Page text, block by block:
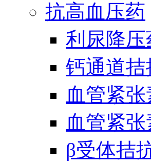
抗高血压药
利尿降压
钙通道拮
血管紧
血管紧
β受体拮